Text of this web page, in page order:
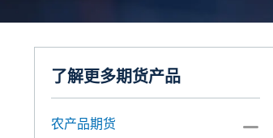
了解更多期货产品
农产品期货